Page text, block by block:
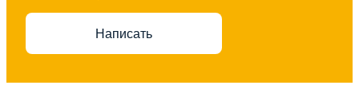
Написать